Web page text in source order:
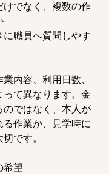
けでなく、複数の作
に職員へ質問しやす
内容、利用日数、
て異なります。金
のではなく、本人が
作業か、見学時に
です。
希望